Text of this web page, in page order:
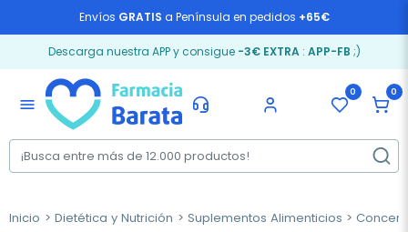
Envíos GRATIS a Península en pedidos +65€
Descarga nuestra APP y consigue -3€ EXTRA: APP-FB ;)
menu
0 0
Inicio Dietética y Nutrición Suplementos Alimenticios